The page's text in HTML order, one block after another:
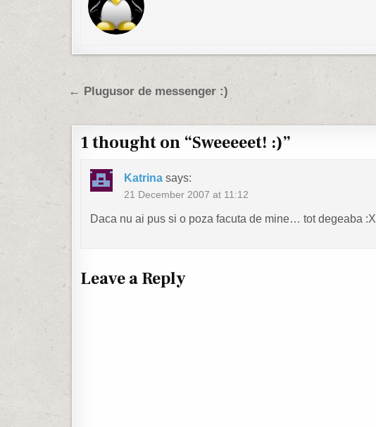
Post navigation
← Plugusor de messenger :)
1 thought on “Sweeeeet! :)”
Katrina says:
21 December 2007 at 11:12
Daca nu ai pus si o poza facuta de mine… tot degeaba :X
Leave a Reply